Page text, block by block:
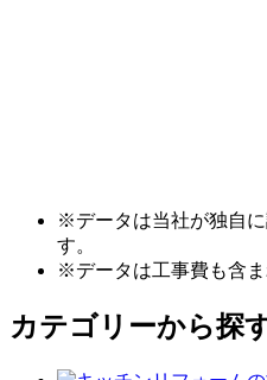
※データは当社が独自
す。
※データは工事費も含ま
カテゴリーから探